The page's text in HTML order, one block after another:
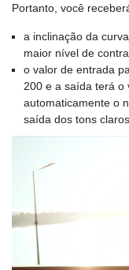
Portanto, você
a inclinação da
maior nível de
o valor de entrada
200 e a saída terá o
automaticamente o
saída dos tons